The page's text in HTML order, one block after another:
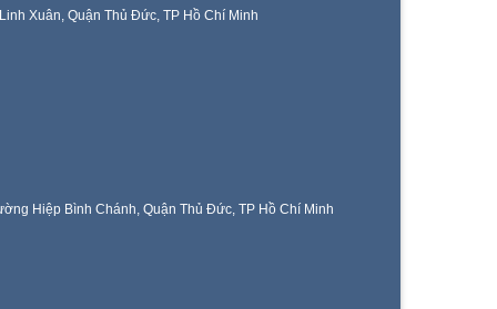
Xuân, Quận Thủ Đức, TP Hồ Chí Minh
Hiệp Bình Chánh, Quận Thủ Đức, TP Hồ Chí Minh